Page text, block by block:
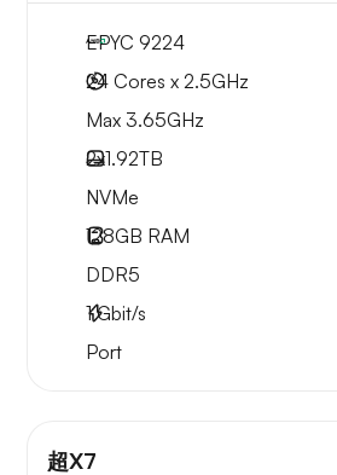
EPYC 9224
24 Cores x 2.5GHz
Max 3.65GHz
2x1.92TB
NVMe
128GB RAM
DDR5
1Gbit/s
Port
超X7